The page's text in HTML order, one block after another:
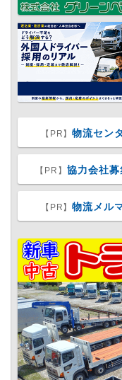
【PR】物流セン
【PR】 協力会社募
【PR】物流メル